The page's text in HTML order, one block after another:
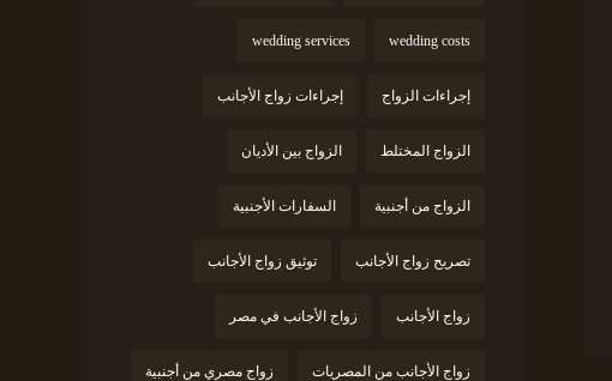
wedding costs
wedding services
إجراءات الزواج إجراءات زواج الأجانب
الزواج المختلط الزواج بين الأديان
الزواج من أجنبية السفارات الأجنبية
تصريح زواج الأجانب توثيق زواج الأجانب
زواج الأجانب زواج الأجانب في مصر
زواج الأجانب من المصريات زواج مصري من أجنبية